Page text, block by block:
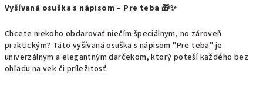
Vyšívaná osuška s nápisom – Pre teba 🎁✨
Chcete niekoho obdarovať niečím špeciálnym, no zároveň
praktickým? Táto vyšívaná osuška s nápisom "Pre teba" je
univerzálnym a elegantným darčekom, ktorý poteší každého bez
ohľadu na vek či príležitosť.